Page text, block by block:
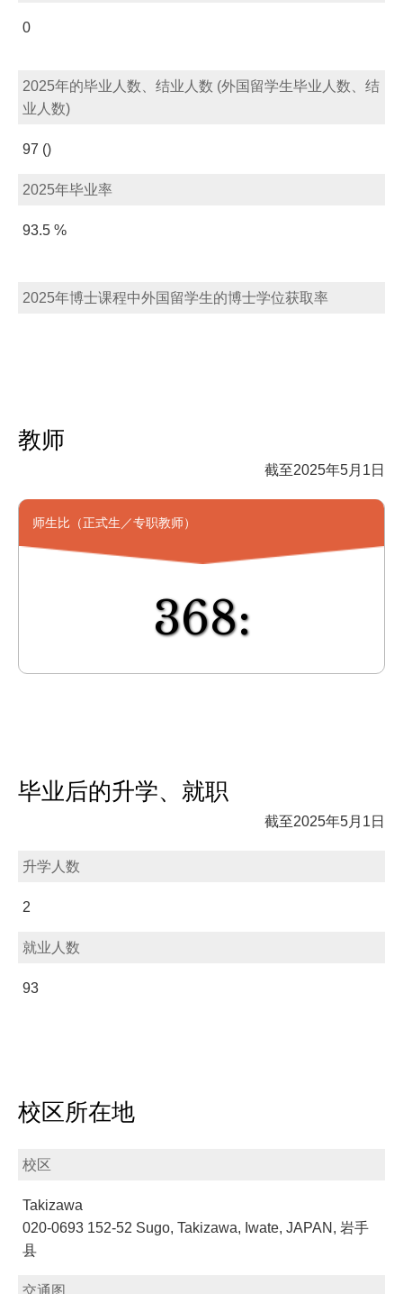
0
2025年的毕业人数、结业人数 (外国留学生毕业人数、结
业人数)
97 ()
2025年毕业率
93.5 %
2025年博士课程中外国留学生的博士学位获取率
教师
截至2025年5月1日
师生比（正式生／专职教师）
368:
毕业后的升学、就职
截至2025年5月1日
升学人数
2
就业人数
93
校区所在地
校区
Takizawa
020-0693 152-52 Sugo, Takizawa, Iwate, JAPAN, 岩手
县
交通图